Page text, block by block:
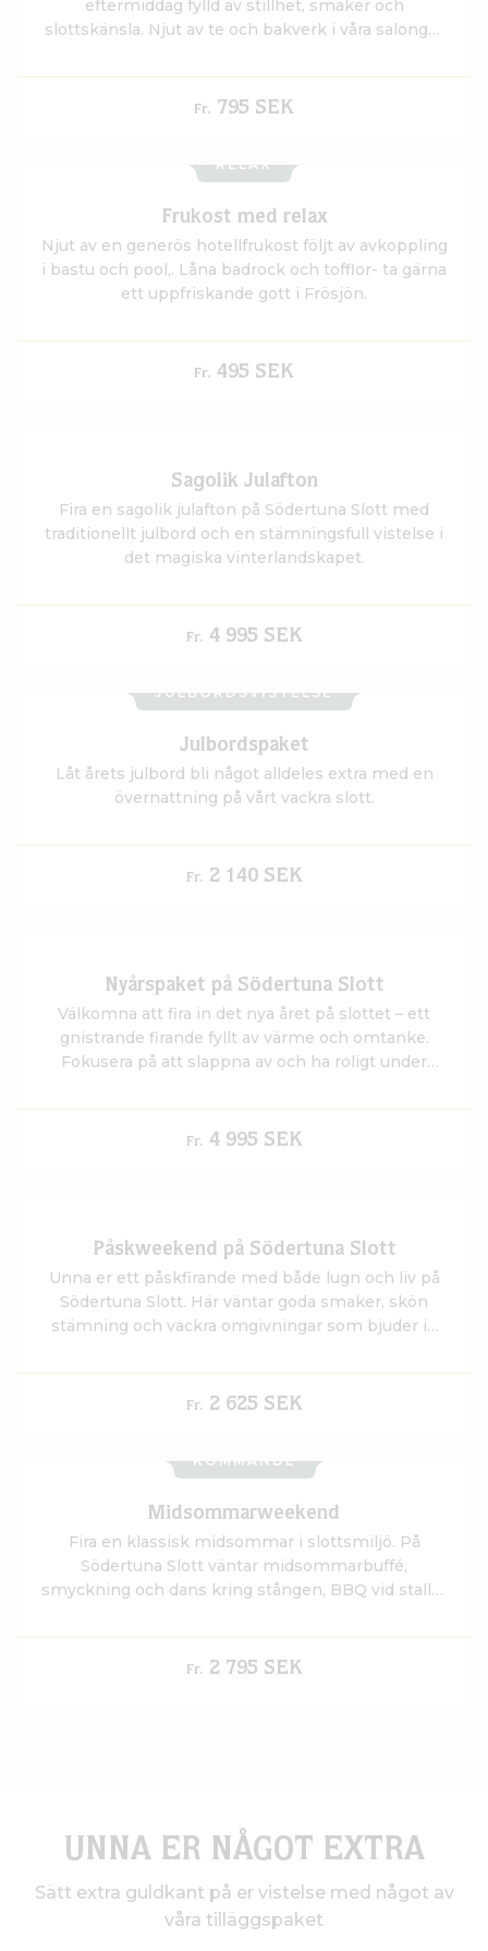
eftermiddag fylld av stillhet, smaker och
slottskänsla. Njut av te och bakverk i våra salonger
Fr. 795 SEK
RELAX
Frukost med relax
Njut av en generös hotellfrukost följt av avkoppling
i bastu och pool,. Låna badrock och tofflor- ta gärna
ett uppfriskande gott i Frösjön.
Fr. 495 SEK
Sagolik Julafton
Fira en sagolik julafton på Södertuna Slott med
traditionellt julbord och en stämningsfull vistelse i
det magiska vinterlandskapet.
Fr. 4 995 SEK
JULBORDSVISTELSE
Julbordspaket
Låt årets julbord bli något alldeles extra med en
övernattning på vårt vackra slott.
Fr. 2 140 SEK
Nyårspaket på Södertuna Slott
Välkomna att fira in det nya året på slottet – ett
gnistrande firande fyllt av värme och omtanke.
Fokusera på att slappna av och ha roligt under
Fr. 4 995 SEK
Påskweekend på Södertuna Slott
Unna er ett påskfirande med både lugn och liv på
Södertuna Slott. Här väntar goda smaker, skön
stämning och vackra omgivningar som bjuder in
påskafton och låt oss ta hand om er med det
värdskap som hör ett riktigt slott till – för en påsk
Fr. 2 625 SEK
KOMMANDE
Midsommarweekend
Fira en klassisk midsommar i slottsmiljö. På
Södertuna Slott väntar midsommarbuffé,
smyckning och dans kring stången, BBQ vid stallet
Fr. 2 795 SEK
UNNA ER NÅGOT EXTRA
Sätt extra guldkant på er vistelse med något av
våra tilläggspaket